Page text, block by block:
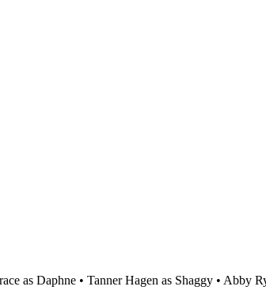
as Daphne • Tanner Hagen as Shaggy • Abby